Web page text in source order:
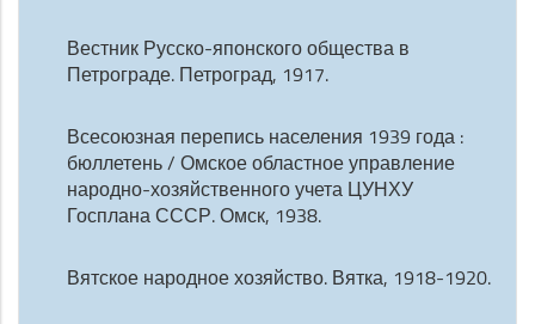
Вестник Русско-японского общества в
Петрограде. Петроград, 1917.
Всесоюзная перепись населения 1939 года :
бюллетень / Омское областное управление
народно-хозяйственного учета ЦУНХУ
Госплана СССР. Омск, 1938.
Вятское народное хозяйство. Вятка, 1918-1920.